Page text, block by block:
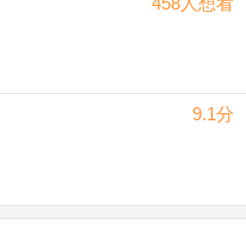
9.1分